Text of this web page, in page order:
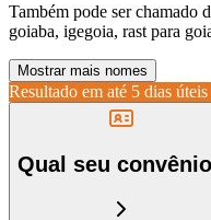
Também pode ser chamado
goiaba, igegoia, rast para
Mostrar mais nomes
Resultado em até 5 dias úteis
Qual seu